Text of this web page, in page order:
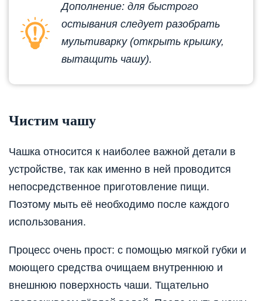
Дополнение: для быстрого
остывания следует разобрать
мультиварку (открыть крышку,
вытащить чашу).
Чистим чашу
Чашка относится к наиболее важной детали в
устройстве, так как именно в ней проводится
непосредственное приготовление пищи.
Поэтому мыть её необходимо после каждого
использования.
Процесс очень прост: с помощью мягкой губки и
моющего средства очищаем внутреннюю и
внешнюю поверхность чаши. Тщательно